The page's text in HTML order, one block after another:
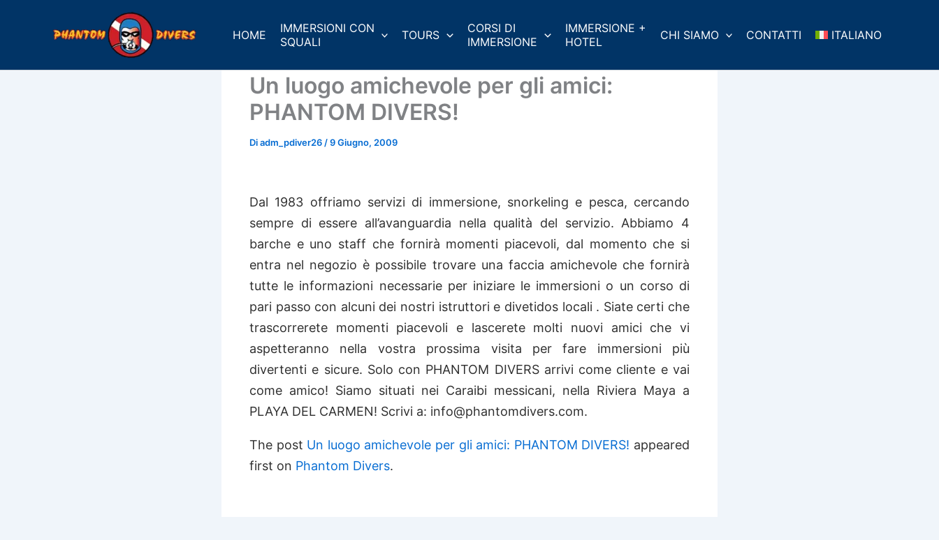
HOME
IMMERSIONI CON
SQUALI
TOURS
CORSI DI
IMMERSIONE
IMMERSIONE +
HOTEL
CHI SIAMO CONTATTI ITALIANO
Un luogo amichevole per gli amici:
PHANTOM DIVERS!
Diadm_pdiver26 /9 Giugno, 2009
Dal 1983 offriamo servizi di immersione, snorkeling e pesca, cercando
sempre di essere all’avanguardia nella qualità del servizio. Abbiamo 4
barche e uno staff che fornirà momenti piacevoli, dal momento che si
entra nel negozio è possibile trovare una faccia amichevole che fornirà
tutte le informazioni necessarie per iniziare le immersioni o un corso di
pari passo con alcuni dei nostri istruttori e divetidos locali . Siate certi che
trascorrerete momenti piacevoli e lascerete molti nuovi amici che vi
aspetteranno nella vostra prossima visita per fare immersioni più
divertenti e sicure. Solo con PHANTOM DIVERS arrivi come cliente e vai
come amico! Siamo situati nei Caraibi messicani, nella Riviera Maya a
PLAYA DEL CARMEN! Scrivi a: info@phantomdivers.com.
The post Un luogo amichevole per gli amici: PHANTOM DIVERS! appeared
first on Phantom Divers.